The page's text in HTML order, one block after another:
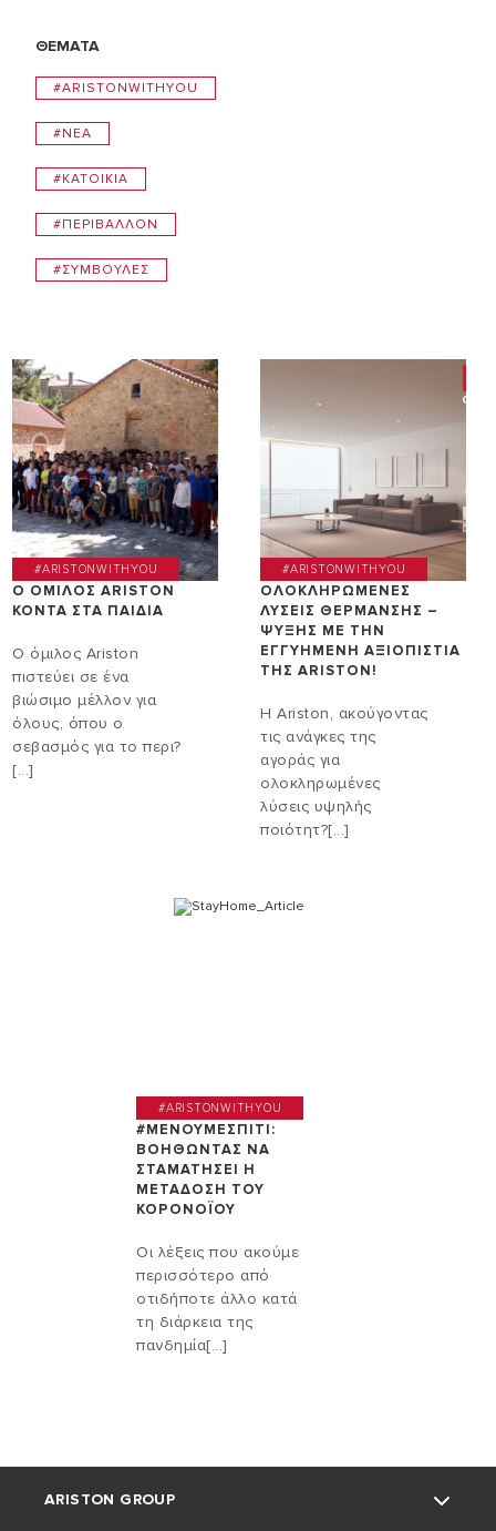
ΘΕΜΑΤΑ
#ARISTONWITHYOU
#NEA
#ΚΑΤΟΙΚIΑ
#ΠΕΡΙΒAΛΛΟΝ
#ΣΥΜΒΟΥΛEΣ
#ARISTONWITHYOU
Ο ΟΜΙΛΟΣ ARISTON
ΚΟΝΤΑ ΣΤΑ ΠΑΙΔΙΑ
Ο όμιλος Ariston
πιστεύει σε ένα
βιώσιμο μέλλον για
όλους, όπου ο
σεβασμός για το περι?
[...]
#ARISTONWITHYOU
ΟΛΟΚΛΗΡΩΜΕΝΕΣ
ΛΥΣΕΙΣ ΘΕΡΜΑΝΣΗΣ –
ΨΥΞΗΣ ΜΕ ΤΗΝ
ΕΓΓΥΗΜΕΝΗ ΑΞΙΟΠΙΣΤΙΑ
ΤΗΣ ΑRISTON!
Η Ariston, ακούγοντας
τις ανάγκες της
αγοράς για
ολοκληρωμένες
λύσεις υψηλής
ποιότητ?[...]
#ARISTONWITHYOU
#ΜΕΝΟΥΜΕΣΠΙΤΙ:
ΒΟΗΘΩΝΤΑΣ ΝΑ
ΣΤΑΜΑΤΗΣΕΙ Η
ΜΕΤΑΔΟΣΗ ΤΟΥ
ΚΟΡΟΝΟΪΟΥ
Οι λέξεις που ακούμε
περισσότερο από
οτιδήποτε άλλο κατά
τη διάρκεια της
πανδημία[...]
ARISTON GROUP